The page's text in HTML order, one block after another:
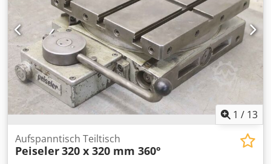
1 / 13
Aufspanntisch Teiltisch
Peiseler320 x 320 mm 360°